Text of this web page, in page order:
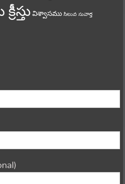
విశ్వాసము సిలువ సువార్త